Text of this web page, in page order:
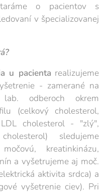
o pacientov s
v špecializovanej
u pacienta realizujeme
- zamerané na
odberoch okrem
(celkový cholesterol,
cholesterol - "zlý",
sledujeme
kreatinkinázu,
a vyšetrujeme aj moč.
aktivita srdca) a
vyšetrenie ciev). Pri